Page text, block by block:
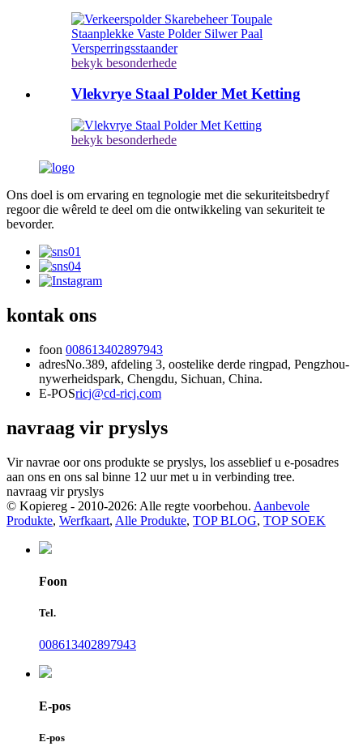
bekyk besonderhede
Vlekvrye Staal Polder Met Ketting
bekyk besonderhede
Ons doel is om ervaring en tegnologie met die sekuriteitsbedryf
regoor die wêreld te deel om die ontwikkeling van sekuriteit te
bevorder.
kontak ons
foon 008613402897943
adresNo.389, afdeling 3, oostelike derde ringpad, Pengzhou-
nywerheidspark, Chengdu, Sichuan, China.
E-POSricj@cd-ricj.com
navraag vir pryslys
Vir navrae oor ons produkte se pryslys, los asseblief u e-posadres
aan ons en ons sal binne 12 uur met u in verbinding tree.
navraag vir pryslys
© Kopiereg - 2010-2026: Alle regte voorbehou. Aanbevole
Produkte, Werfkaart, Alle Produkte, TOP BLOG, TOP SOEK
Foon
Tel.
008613402897943
E-pos
E-pos